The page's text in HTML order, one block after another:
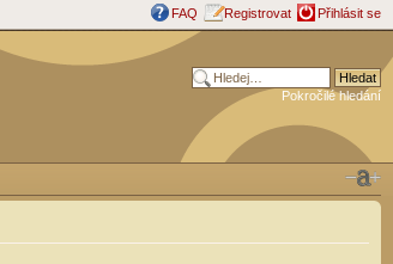
FAQ Registrovat Přihlásit se
Pokročilé hledání